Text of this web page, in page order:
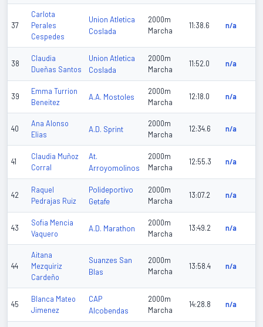
37
Carlota
Perales
Cespedes
Union Atletica
Coslada
2000m
Marcha
11:38.6 n/a
38
Claudia
Dueñas Santos
Union Atletica
Coslada
2000m
Marcha
11:52.0 n/a
39
Emma Turrion
Beneitez
A.A. Mostoles
2000m
Marcha
12:18.0 n/a
40
Ana Alonso
Elias
A.D. Sprint
2000m
Marcha
12:34.6 n/a
41
Claudia Muñoz
Corral
At.
Arroyomolinos
2000m
Marcha
12:55.3 n/a
42
Raquel
Pedrajas Ruiz
Polideportivo
Getafe
2000m
Marcha
13:07.2 n/a
43
Sofia Mencia
Vaquero
A.D. Marathon
2000m
Marcha
13:49.2 n/a
44
Aitana
Mezquiriz
Cardeño
Suanzes San
Blas
2000m
Marcha
13:58.4 n/a
45
Blanca Mateo
Jimenez
CAP
Alcobendas
2000m
Marcha
14:28.8 n/a